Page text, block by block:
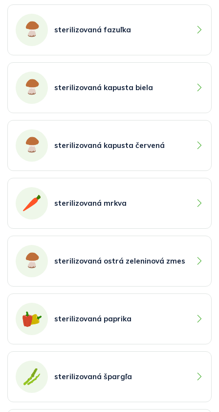
sterilizovaná fazuľka
sterilizovaná kapusta biela
sterilizovaná kapusta červená
sterilizovaná mrkva
sterilizovaná ostrá zeleninová zmes
sterilizovaná paprika
sterilizovaná špargľa